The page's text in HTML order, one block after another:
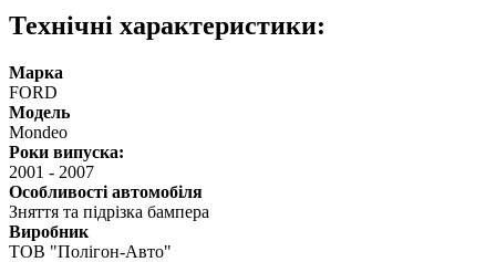
Технічні характеристики:
Марка
FORD
Модель
Mondeo
Роки випуска:
2001 - 2007
Особливості автомобіля
Зняття та підрізка бампера
Виробник
ТОВ "Полігон-Авто"